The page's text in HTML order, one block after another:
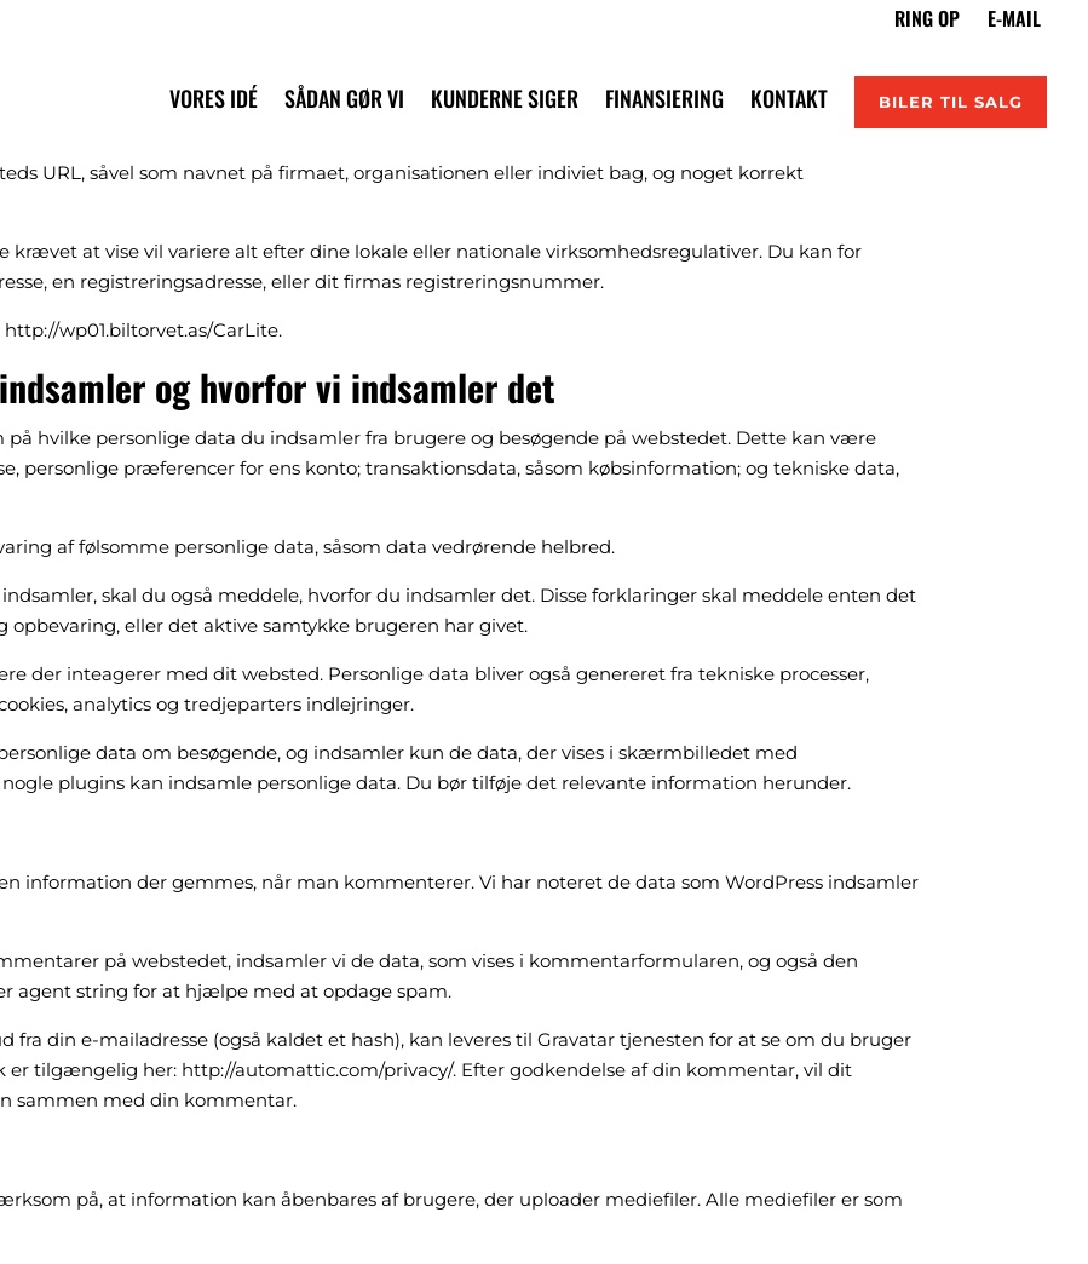
VORES IDÉ SÅDAN GØR VI KUNDERNE SIGER FINANSIERING KONTAKT BILER TIL SALG
URL, såvel som navnet på firmaet, organisationen eller indiviet bag, og noget korrekt
at vise vil variere alt efter dine lokale eller nationale virksomhedsregulativer. Du kan for
en registreringsadresse, eller dit firmas registreringsnummer.
http://wp01.biltorvet.as/CarLite.
og hvorfor vi indsamler det
hvilke personlige data du indsamler fra brugere og besøgende på webstedet. Dette kan være
personlige præferencer for ens konto; transaktionsdata, såsom købsinformation; og tekniske data,
af følsomme personlige data, såsom data vedrørende helbred.
skal du også meddele, hvorfor du indsamler det. Disse forklaringer skal meddele enten det
eller det aktive samtykke brugeren har givet.
der inteagerer med dit websted. Personlige data bliver også genereret fra tekniske processer,
analytics og tredjeparters indlejringer.
data om besøgende, og indsamler kun de data, der vises i skærmbilledet med
plugins kan indsamle personlige data. Du bør tilføje det relevante information herunder.
information der gemmes, når man kommenterer. Vi har noteret de data som WordPress indsamler
på webstedet, indsamler vi de data, som vises i kommentarformularen, og også den
agent string for at hjælpe med at opdage spam.
fra din e-mailadresse (også kaldet et hash), kan leveres til Gravatar tjenesten for at se om du bruger
er tilgængelig her: http://automattic.com/privacy/. Efter godkendelse af din kommentar, vil dit
sammen med din kommentar.
på, at information kan åbenbares af brugere, der uploader mediefiler. Alle mediefiler er som